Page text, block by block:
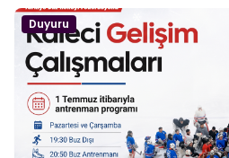
Duyuru